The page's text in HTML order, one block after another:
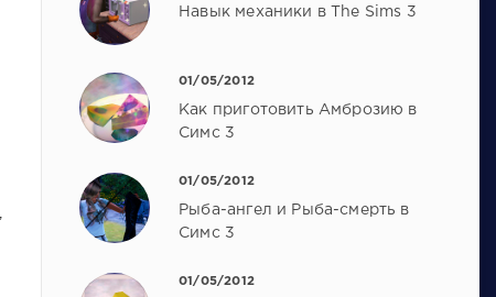
Навык механики в The Sims 3
01/05/2012
Как приготовить Амброзию в
Симс 3
01/05/2012
Рыба-ангел и Рыба-смерть в
Симс 3
01/05/2012